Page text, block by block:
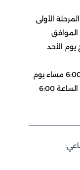
الأولى
الموافق
الساعة 6:00 صباح يوم الأحد
أما المرحلة الثانية فتبدأ من الساعة 6:00 مساء يوم
الخميس الموافق 2026/4/30، وحتى الساعة 6:00